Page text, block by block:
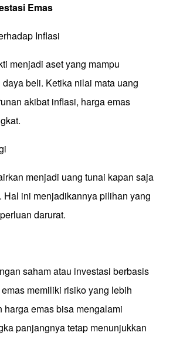
Emas
Inflasi
menjadi aset yang mampu
beli. Ketika nilai mata uang
akibat inflasi, harga emas
menjadi uang tunai kapan saja
Hal ini menjadikannya pilihan yang
darurat.
saham atau investasi berbasis
memiliki risiko yang lebih
harga emas bisa mengalami
panjangnya tetap menunjukkan